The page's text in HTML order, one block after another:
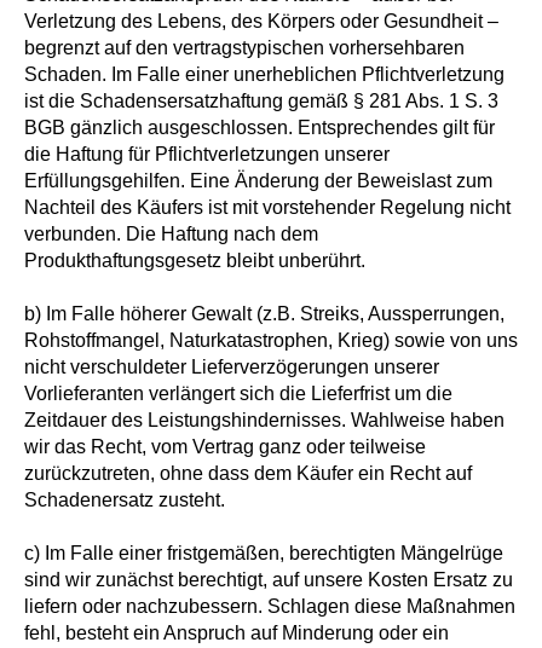
Verletzung des Lebens, des Körpers oder Gesundheit –
begrenzt auf den vertragstypischen vorhersehbaren
Schaden. Im Falle einer unerheblichen Pflichtverletzung
ist die Schadensersatzhaftung gemäß § 281 Abs. 1 S. 3
BGB gänzlich ausgeschlossen. Entsprechendes gilt für
die Haftung für Pflichtverletzungen unserer
Erfüllungsgehilfen. Eine Änderung der Beweislast zum
Nachteil des Käufers ist mit vorstehender Regelung nicht
verbunden. Die Haftung nach dem
Produkthaftungsgesetz bleibt unberührt.
b) Im Falle höherer Gewalt (z.B. Streiks, Aussperrungen,
Rohstoffmangel, Naturkatastrophen, Krieg) sowie von uns
nicht verschuldeter Lieferverzögerungen unserer
Vorlieferanten verlängert sich die Lieferfrist um die
Zeitdauer des Leistungshindernisses. Wahlweise haben
wir das Recht, vom Vertrag ganz oder teilweise
zurückzutreten, ohne dass dem Käufer ein Recht auf
Schadenersatz zusteht.
c) Im Falle einer fristgemäßen, berechtigten Mängelrüge
sind wir zunächst berechtigt, auf unsere Kosten Ersatz zu
liefern oder nachzubessern. Schlagen diese Maßnahmen
fehl, besteht ein Anspruch auf Minderung oder ein